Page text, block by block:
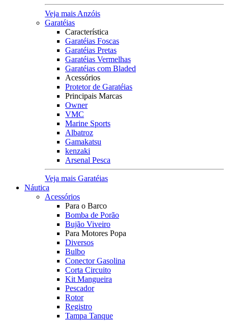
Veja mais Anzóis
Garatéias
Característica
Garatéias Foscas
Garatéias Pretas
Garatéias Vermelhas
Garatéias com Bladed
Acessórios
Protetor de Garatéias
Principais Marcas
Owner
VMC
Marine Sports
Albatroz
Gamakatsu
kenzaki
Arsenal Pesca
Veja mais Garatéias
Náutica
Acessórios
Para o Barco
Bomba de Porão
Bujão Viveiro
Para Motores Popa
Diversos
Bulbo
Conector Gasolina
Corta Circuito
Kit Mangueira
Pescador
Rotor
Registro
Tampa Tanque